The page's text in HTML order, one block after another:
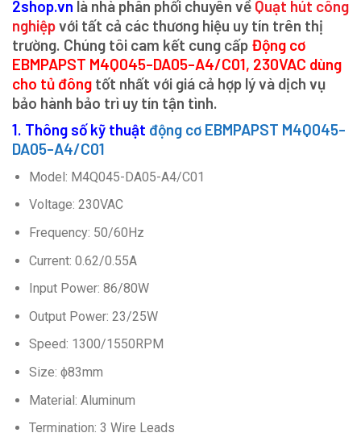
2shop.vn là nhà phân phối chuyên về Quạt hút công
nghiệpvới tất cả các thương hiệu uy tín trên thị
trường. Chúng tôi cam kết cung cấp Động cơ
EBMPAPST M4Q045-DA05-A4/C01, 230VAC dùng
cho tủ đông tốt nhất với giá cả hợp lý và dịch vụ
bảo hành bảo trì uy tín tận tình.
1. Thông số kỹ thuật động cơ EBMPAPST M4Q045-
DA05-A4/C01
Model: M4Q045-DA05-A4/C01
Voltage: 230VAC
Frequency: 50/60Hz
Current: 0.62/0.55A
Input Power: 86/80W
Output Power: 23/25W
Speed: 1300/1550RPM
Size: ϕ83mm
Material: Aluminum
Termination: 3 Wire Leads